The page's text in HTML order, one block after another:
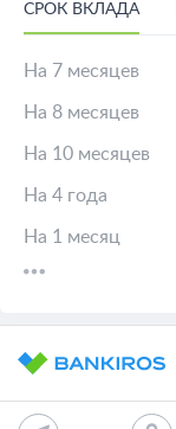
СРОК ВКЛАДА
На 7 месяцев
На 8 месяцев
На 10 месяцев
На 4 года
На 1 месяц